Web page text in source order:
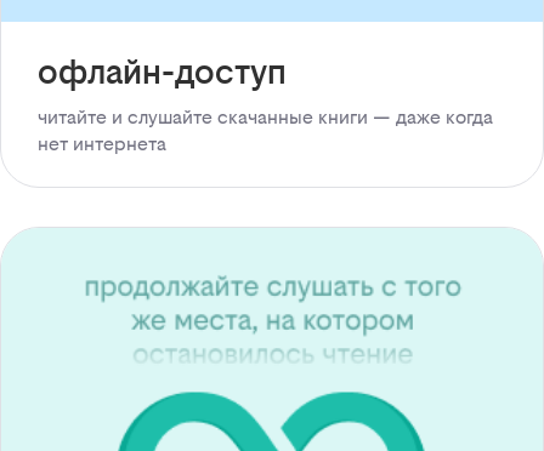
офлайн-доступ
читайте и слушайте скачанные книги — даже когда
нет интернета